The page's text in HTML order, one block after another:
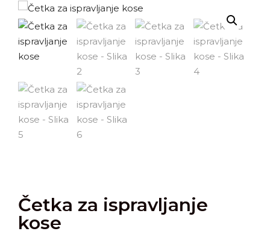
Četka za ispravljanje
kose